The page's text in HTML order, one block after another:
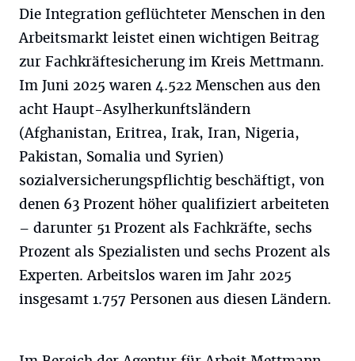
Die Integration geflüchteter Menschen in den
Arbeitsmarkt leistet einen wichtigen Beitrag
zur Fachkräftesicherung im Kreis Mettmann.
Im Juni 2025 waren 4.522 Menschen aus den
acht Haupt-Asylherkunftsländern
(Afghanistan, Eritrea, Irak, Iran, Nigeria,
Pakistan, Somalia und Syrien)
sozialversicherungspflichtig beschäftigt, von
denen 63 Prozent höher qualifiziert arbeiteten
– darunter 51 Prozent als Fachkräfte, sechs
Prozent als Spezialisten und sechs Prozent als
Experten. Arbeitslos waren im Jahr 2025
insgesamt 1.757 Personen aus diesen Ländern.